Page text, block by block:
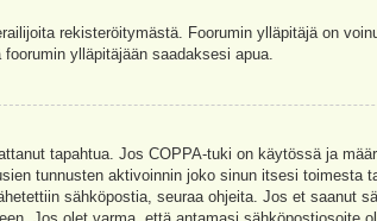
rekisteröitymästä. Foorumin ylläpitäjä on
ylläpitäjään saadaksesi apua.
tapahtua. Jos COPPA-tuki on käytössä ja
tunnusten aktivoinnin joko sinun itsesi toimesta
sähköpostia, seuraa ohjeita. Jos et saanut